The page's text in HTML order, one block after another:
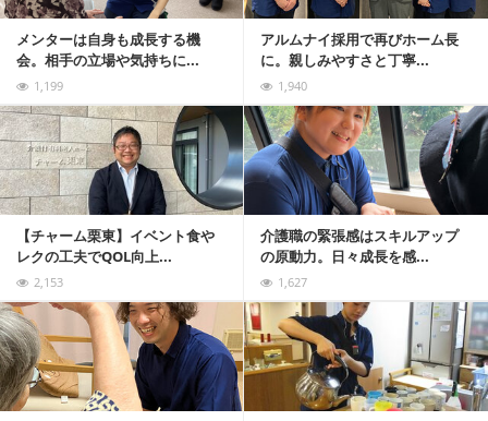
メンターは自身も成長する機
会。相手の立場や気持ちに...
1,199
アルムナイ採用で再びホーム長
に。親しみやすさと丁寧...
1,940
【チャーム栗東】イベント食や
レクの工夫でQOL向上...
2,153
介護職の緊張感はスキルアップ
の原動力。日々成長を感...
1,627
記事を読む
記事を読む